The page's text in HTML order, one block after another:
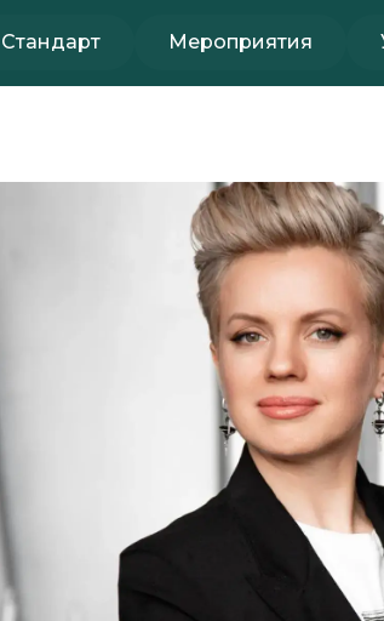
Стандарт Мероприятия